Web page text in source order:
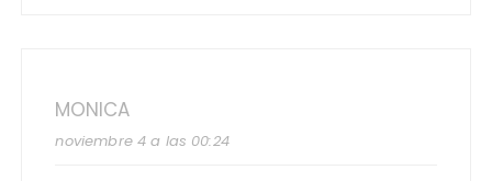
MONICA
noviembre 4 a las 00:24